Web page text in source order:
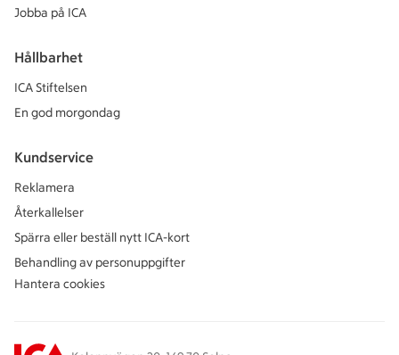
Jobba på ICA
Hållbarhet
ICA Stiftelsen
En god morgondag
Kundservice
Reklamera
Återkallelser
Spärra eller beställ nytt ICA-kort
Behandling av personuppgifter
Hantera cookies